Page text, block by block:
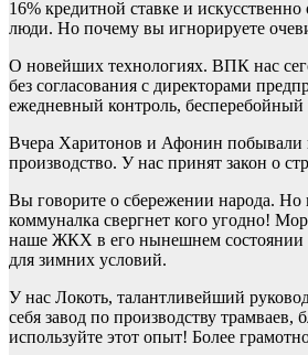
16% кредитной ставке и
люди. Но почему вы игнорируете
О новейших технологиях. ВПК нас
без согласования с директорами
ежедневный контроль, бесперебойный
Вчера Харитонов и Афонин побывали
производство. У нас принят закон о
Вы говорите о сбережении народа. Но
коммуналка свергнет кого угодно!
наше ЖКХ в его нынешнем состоянии
для зимних условий.
У нас Локоть, талантливейший
себя завод по производству
используйте этот опыт! Более